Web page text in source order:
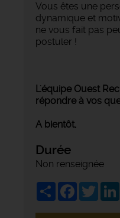
Vous êtes une
dynamique et
ne vous fait pas
postuler !
L'équipe Ouest
répondre à vos
A bientôt,
Durée
Non renseignée
ShareFacebook